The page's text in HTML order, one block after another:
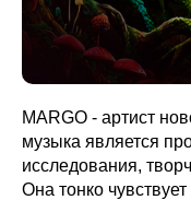
MARGO - артист
музыка является
исследования,
Она тонко